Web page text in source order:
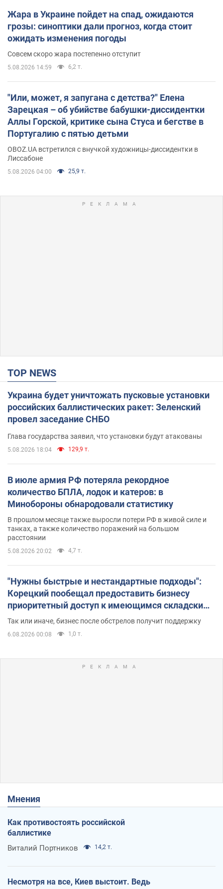
Жара в Украине пойдет на спад, ожидаются
грозы: синоптики дали прогноз, когда стоит
ожидать изменения погоды
Совсем скоро жара постепенно отступит
5.08.2026 14:59 6,2 т.
"Или, может, я запугана с детства?" Елена
Зарецкая – об убийстве бабушки-диссидентки
Аллы Горской, критике сына Стуса и бегстве в
Португалию с пятью детьми
OBOZ.UA встретился с внучкой художницы-диссидентки в
Лиссабоне
5.08.2026 04:00 25,9 т.
TOP NEWS
Украина будет уничтожать пусковые установки
российских баллистических ракет: Зеленский
провел заседание СНБО
Глава государства заявил, что установки будут атакованы
5.08.2026 18:04 129,9 т.
В июле армия РФ потеряла рекордное
количество БПЛА, лодок и катеров: в
Минобороны обнародовали статистику
В прошлом месяце также выросли потери РФ в живой силе и
танках, а также количество поражений на большом
расстоянии
5.08.2026 20:02 4,7 т.
"Нужны быстрые и нестандартные подходы":
Корецкий пообещал предоставить бизнесу
приоритетный доступ к имеющимся складским
помещениям
Так или иначе, бизнес после обстрелов получит поддержку
6.08.2026 00:08 1,0 т.
Мнения
Как противостоять российской
баллистике
Виталий Портников 14,2 т.
Несмотря на все, Киев выстоит. Ведь